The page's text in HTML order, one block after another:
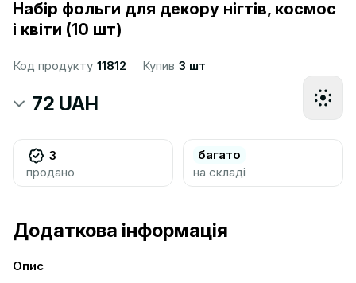
Набір фольги для декору нігтів, космос
і квіти (10 шт)
Код продукту 11812 Купив 3 шт
72 UAH
3
продано
багато
на складі
Додаткова інформація
Опис